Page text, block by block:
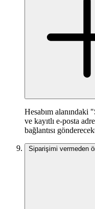
Hesabım alanındaki
ve kayıtlı e-posta
bağlantısı
Siparişimi vermeden